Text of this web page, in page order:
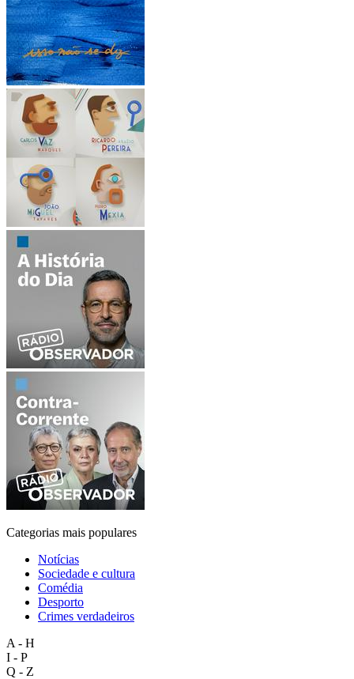
Categorias mais populares
Notícias
Sociedade e cultura
Comédia
Desporto
Crimes verdadeiros
A - H
I - P
Q - Z